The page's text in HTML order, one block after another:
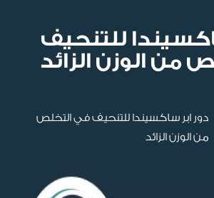
للتنحيف
من الوزن الزائد
دور ابر ساكسيندا للتنحيف في التخلص
من الوزن الزائد